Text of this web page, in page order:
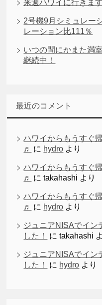
来週ハワイに行きま
2号機9月シミュレー
レーション比111％
いつの間にかまた満
継続中！
最近のコメント
ハワイからもうすぐ
♬
に hydro より
ハワイからもうすぐ
♬
にtakahashi より
ハワイからもうすぐ
♬
に hydro より
ジュニアNISAでイン
した！
にtakahashi
ジュニアNISAでイン
した！
に hydro より